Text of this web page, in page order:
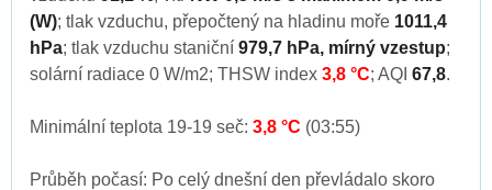
(W); tlak vzduchu, přepočtený na hladinu moře 1011,4
hPa; tlak vzduchu staniční 979,7 hPa, mírný vzestup;
solární radiace 0 W/m2; THSW index 3,8 °C; AQI 67,8.
Minimální teplota 19-19 seč: 3,8 °C (03:55)
Průběh počasí: Po celý dnešní den převládalo skoro